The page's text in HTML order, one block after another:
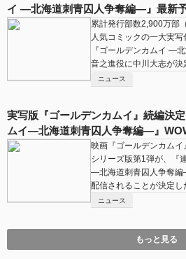
イ ―北海道刺青囚人争奪編―』最新
累計発行部数2,900万部
人気コミックの一大実
『ゴールデンカムイ ―
音之進役に中川大志が
ニュース
実写版『ゴールデンカムイ』続編決
ムイ―北海道刺青囚人争奪編―』
映画『ゴールデンカム
シリーズ版第1弾が、『
―北海道刺青囚人争奪編
配信されることが決定し
ニュース
もっと見る